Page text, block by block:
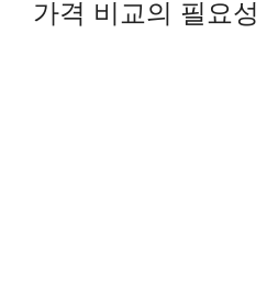
가격 비교의 필요성